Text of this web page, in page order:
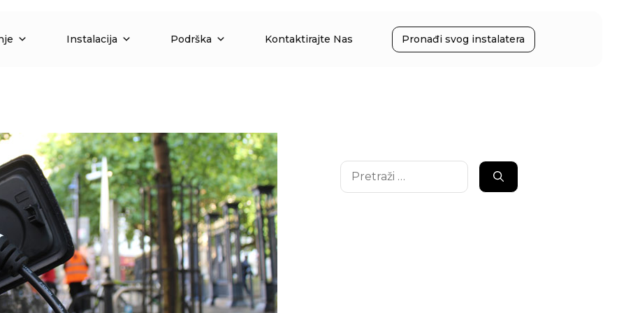
Instalacija Podrška Kontaktirajte Nas Pronađi svog instalatera
Pretraži: